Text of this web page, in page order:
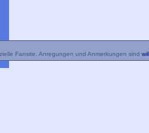
Fansite. Anregungen und Anmerkungen sind